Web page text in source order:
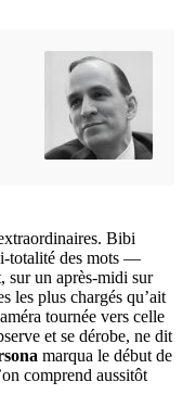
Bibi
totalité des mots —
sur un après-midi sur
les plus chargés qu’ait
tournée vers celle
et se dérobe, ne dit
marqua le début de
comprend aussitôt